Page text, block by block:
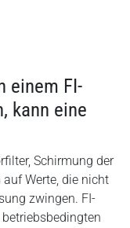
einem FI-
kann eine
Schirmung der
Werte, die nicht
zwingen. FI-